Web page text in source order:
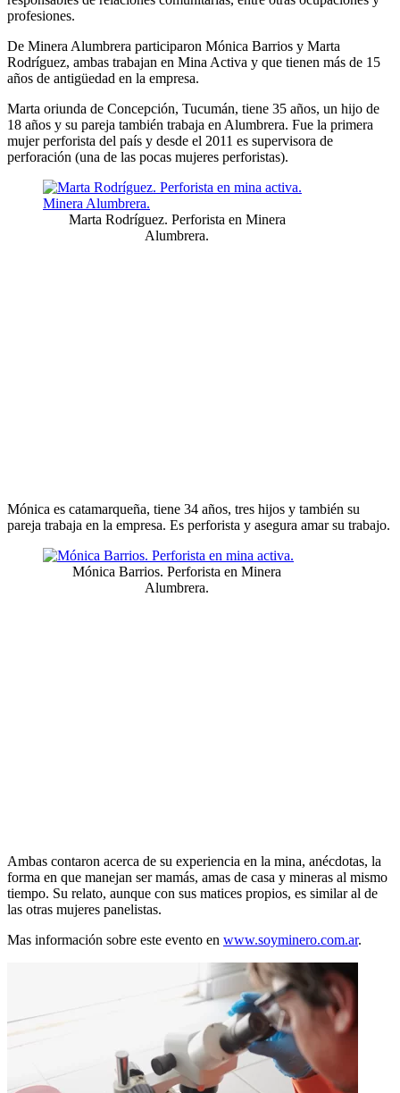
profesiones.
De Minera Alumbrera participaron Mónica Barrios y Marta
Rodríguez, ambas trabajan en Mina Activa y que tienen más de 15
años de antigüedad en la empresa.
Marta oriunda de Concepción, Tucumán, tiene 35 años, un hijo de
18 años y su pareja también trabaja en Alumbrera. Fue la primera
mujer perforista del país y desde el 2011 es supervisora de
perforación (una de las pocas mujeres perforistas).
Marta Rodríguez. Perforista en Minera
Alumbrera.
Mónica es catamarqueña, tiene 34 años, tres hijos y también su
pareja trabaja en la empresa. Es perforista y asegura amar su trabajo.
Mónica Barrios. Perforista en Minera
Alumbrera.
Ambas contaron acerca de su experiencia en la mina, anécdotas, la
forma en que manejan ser mamás, amas de casa y mineras al mismo
tiempo. Su relato, aunque con sus matices propios, es similar al de
las otras mujeres panelistas.
Mas información sobre este evento en www.soyminero.com.ar.